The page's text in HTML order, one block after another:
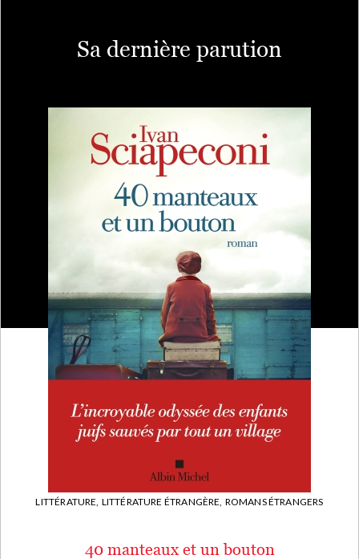
Sa dernière parution
LITTÉRATURE, LITTÉRATURE ÉTRANGÈRE, ROMANS ÉTRANGERS
40 manteaux et un bouton